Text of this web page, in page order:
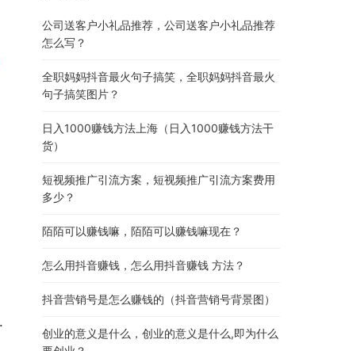
公司送客户小礼品推荐，公司送客户小礼品推荐
怎么写？
全职妈妈抖音最火句子搞笑，全职妈妈抖音最火
句子搞笑图片？
日入1000赚钱方法上海（日入1000赚钱方法干
货）
短视频推广引流方案，短视频推广引流方案费用
多少？
陌陌可以赚钱嘛，陌陌可以赚钱嘛现在？
怎么用抖音赚钱，怎么用抖音赚钱 方法？
抖音营销号是怎么赚钱的（抖音营销号背景图）
创业的意义是什么，创业的意义是什么,即为什么